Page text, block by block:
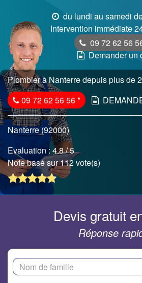
du lundi au samedi
Intervention immédiate
09 72 62 56
Demander un
Plombier à Nanterre depuis plus de
09 72 62 56 56*
Nanterre (92000)
Evaluation :4.8/ 5
Note basé sur 112 vote(s)
Devis gratuit
Réponse